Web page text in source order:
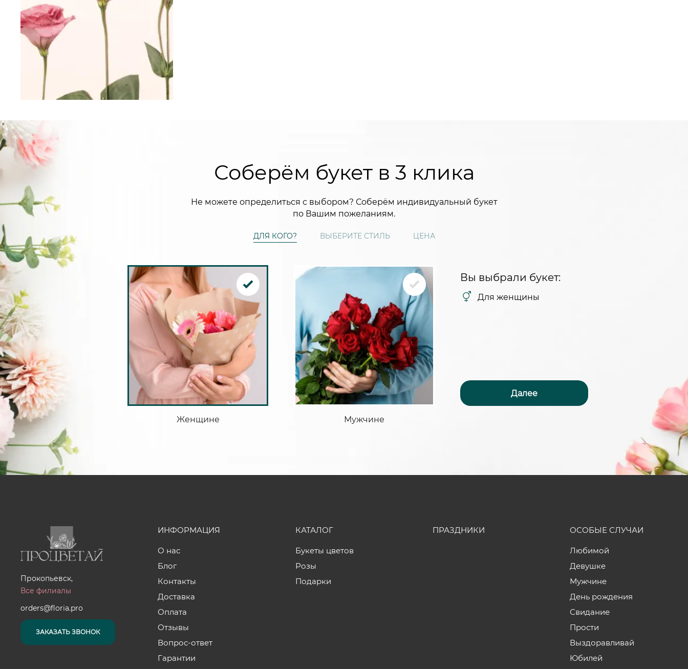
Соберём букет в 3 клика
Не можете определиться с выбором? Соберём индивидуальный букет
по Вашим пожеланиям.
ДЛЯ КОГО? ВЫБЕРИТЕ СТИЛЬ ЦЕНА
Женщине Мужчине
Вы выбрали букет:
Для женщины
Далее
Прокопьевск,
Все филиалы
orders@floria.pro
ЗАКАЗАТЬ ЗВОНОК
ИНФОРМАЦИЯ
О нас
Блог
Контакты
Доставка
Оплата
Отзывы
Вопрос-ответ
Гарантии
КАТАЛОГ
Букеты цветов
Розы
Подарки
ПРАЗДНИКИ ОСОБЫЕ СЛУЧАИ
Любимой
Девушке
Мужчине
День рождения
Свидание
Прости
Выздоравливай
Юбилей